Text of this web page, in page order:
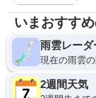
いまおすす
雨雲レーダ
現在の雨雲
2週間天気